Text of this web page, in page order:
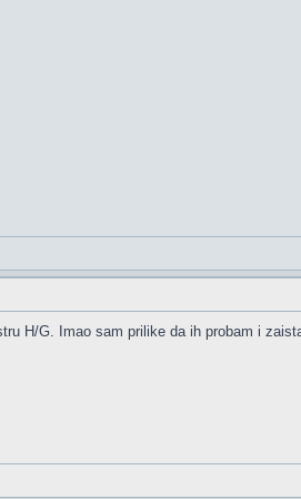
H/G. Imao sam prilike da ih probam i